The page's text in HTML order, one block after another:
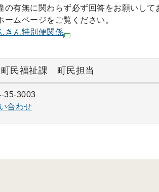
の有無に関わらず必ず回答をお願いして
ームページをご覧ください。
きん特別便関係
町民福祉課 町民担当
35-3003
合わせ